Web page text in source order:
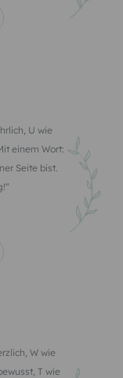
U wie
einem Wort:
Seite bist.
W wie
T wie